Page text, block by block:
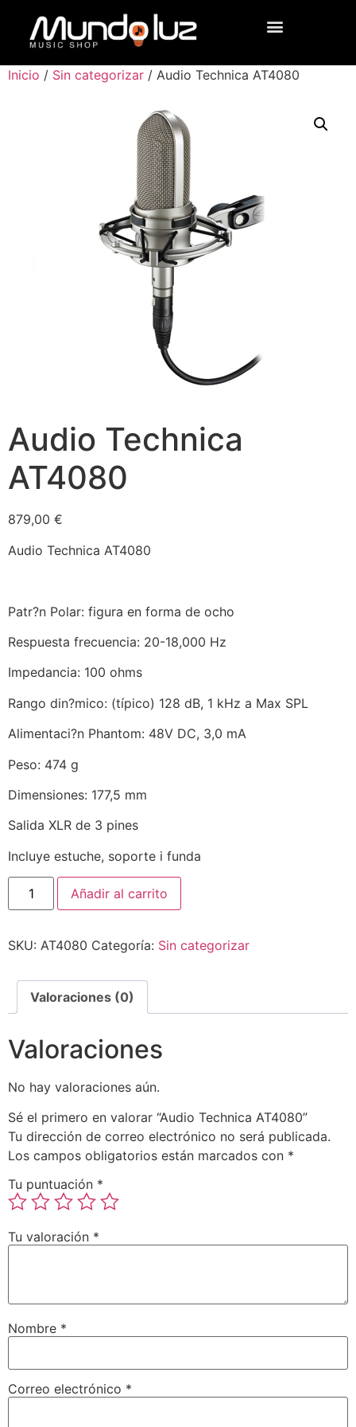
Inicio / Sin categorizar / Audio Technica AT4080
Audio Technica
AT4080
879,00 €
Audio Technica AT4080
Patr?n Polar: figura en forma de ocho
Respuesta frecuencia: 20-18,000 Hz
Impedancia: 100 ohms
Rango din?mico: (típico) 128 dB, 1 kHz a Max SPL
Alimentaci?n Phantom: 48V DC, 3,0 mA
Peso: 474 g
Dimensiones: 177,5 mm
Salida XLR de 3 pines
Incluye estuche, soporte i funda
Añadir al carrito
SKU: AT4080 Categoría: Sin categorizar
Valoraciones (0)
Valoraciones
No hay valoraciones aún.
Sé el primero en valorar “Audio Technica AT4080”
Tu dirección de correo electrónico no será publicada.
Los campos obligatorios están marcados con *
Tu puntuación *
Tu valoración *
Nombre *
Correo electrónico *